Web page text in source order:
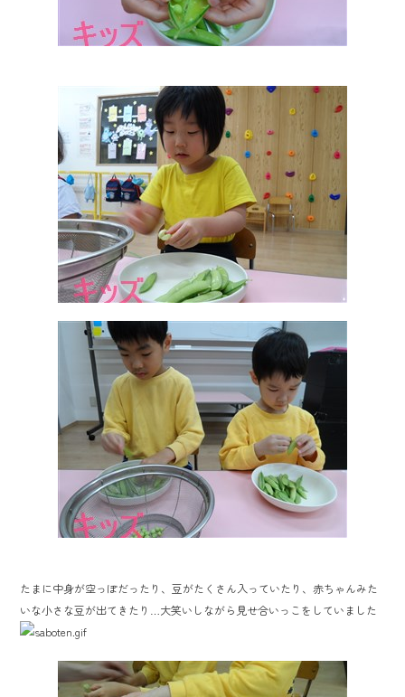
たまに中身が空っぽだったり、豆がたくさん入っていたり、赤ちゃんみた
いな小さな豆が出てきたり…大笑いしながら見せ合いっこをしていました